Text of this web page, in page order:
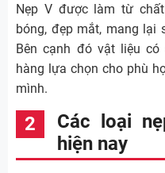
Nẹp V được làm từ
bóng, đẹp mắt, mang lại
Bên cạnh đó vật liệu
hàng lựa chọn cho phù
mình.
Các loại
hiện nay